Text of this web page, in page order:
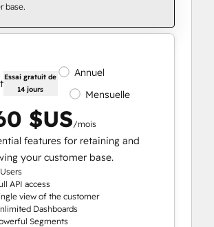
base.
Essai gratuit de
14 jours
Annuel
Mensuelle
$US/mois
features for retaining and
your customer base.
API access
view of the customer
Dashboards
Segments